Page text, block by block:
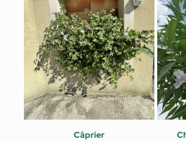
Câprier